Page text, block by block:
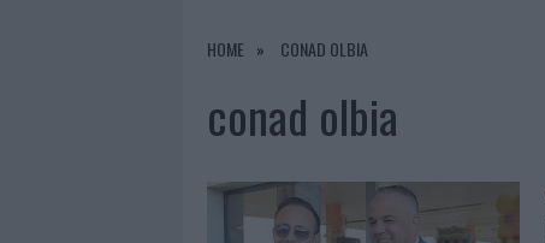
7 AGOSTO 2026 | MICHELLE HUNZIKER IN GALLURA,
HOME CONAD OLBIA
conad olbia